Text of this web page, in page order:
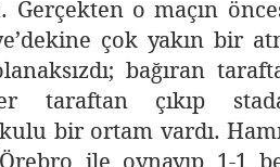
Gerçekten o maçın
çok yakın bir
bağıran
taraftan çıkıp
bir ortam vardı.